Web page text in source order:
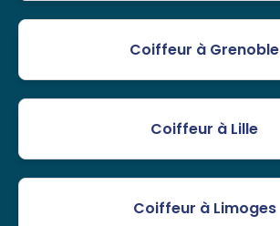
Coiffeur à Grenoble
Coiffeur à Lille
Coiffeur à Limoges